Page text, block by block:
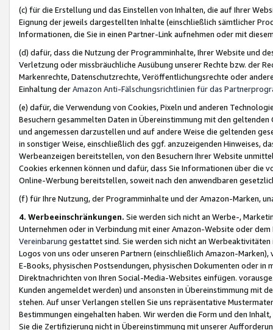
(c) für die Erstellung und das Einstellen von Inhalten, die auf Ihrer
Eignung der jeweils dargestellten Inhalte (einschließlich sämtlicher
Informationen, die Sie in einen Partner-Link aufnehmen oder mit
(d) dafür, dass die Nutzung der Programminhalte, Ihrer Website und
Verletzung oder missbräuchliche Ausübung unserer Rechte bzw. der
Markenrechte, Datenschutzrechte, Veröffentlichungsrechte oder
Einhaltung derAmazon Anti-Fälschungsrichtlinien für das
(e) dafür, die Verwendung von Cookies, Pixeln und anderen
Besuchern gesammelten Daten in Übereinstimmung mit den
und angemessen darzustellen und auf andere Weise die geltenden
in sonstiger Weise, einschließlich des ggf. anzuzeigenden Hinweises,
Werbeanzeigen bereitstellen, von den Besuchern Ihrer Website
Cookies erkennen können und dafür, dass Sie Informationen über die
Online-Werbung bereitstellen, soweit nach den anwendbaren
(f) für Ihre Nutzung, der Programminhalte und der Amazon-Marken,
4. Werbeeinschränkungen. Sie werden sich nicht an Werbe-,
Unternehmen oder in Verbindung mit einer Amazon-Website oder
Vereinbarung gestattet sind. Sie werden sich nicht an
Logos von uns oder unseren Partnern (einschließlich Amazon-
E-Books, physischen Postsendungen, physischen Dokumenten oder in
Direktnachrichten von Ihren Social-Media-Websites einfügen.
Kunden angemeldet werden) und ansonsten in Übereinstimmung mit
stehen. Auf unser Verlangen stellen Sie uns repräsentative
Bestimmungen eingehalten haben. Wir werden die Form und den
Sie die Zertifizierung nicht in Übereinstimmung mit unserer